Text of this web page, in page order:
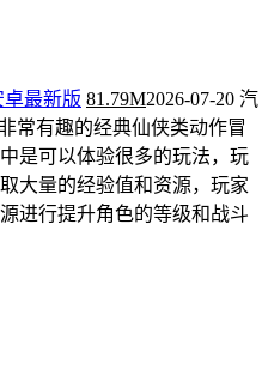
卓最新版 81.79M2026-07-20 汽
常有趣的经典仙侠类动作冒
是可以体验很多的玩法，玩
大量的经验值和资源，玩家
进行提升角色的等级和战斗